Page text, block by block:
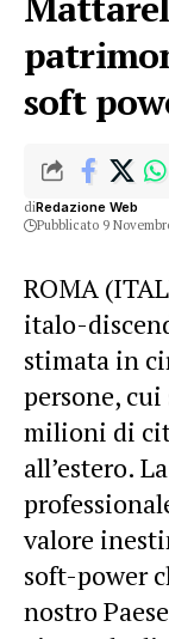
soft
diRedazione Web
Pubblicato 9
ROMA
italo-
stimata in
persone,
milioni di
all’estero.
valore
soft-power
nostro